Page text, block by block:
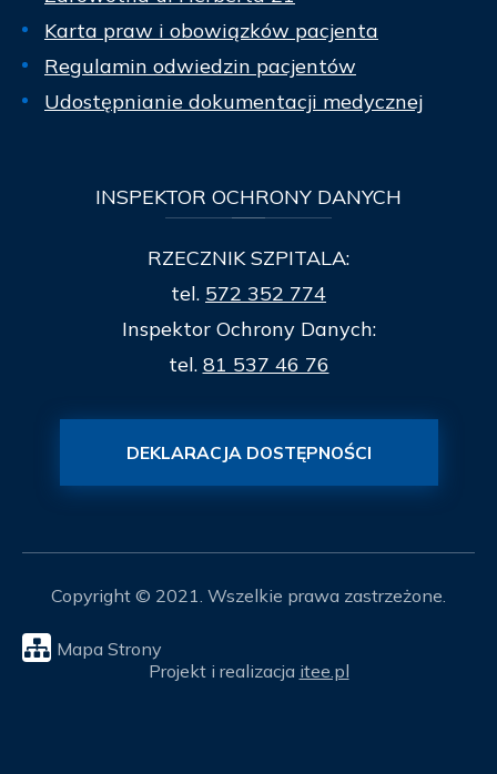
Karta praw i obowiązków pacjenta
Regulamin odwiedzin pacjentów
Udostępnianie dokumentacji medycznej
INSPEKTOR OCHRONY DANYCH
RZECZNIK SZPITALA:
tel. 572 352 774
Inspektor Ochrony Danych:
tel. 81 537 46 76
DEKLARACJA DOSTĘPNOŚCI
Copyright © 2021. Wszelkie prawa zastrzeżone.
Mapa Strony
Projekt i realizacja itee.pl